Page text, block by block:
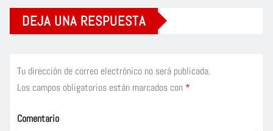
DEJA UNA RESPUESTA
Tu dirección de correo electrónico no será publicada.
Los campos obligatorios están marcados con *
Comentario